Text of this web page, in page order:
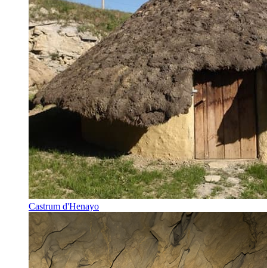
Castrum d'Henayo